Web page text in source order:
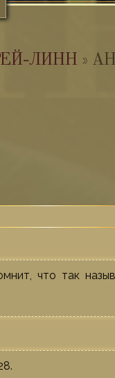
ЛИНН »
что так